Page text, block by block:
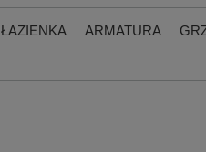
ŁAZIENKA ARMATURA